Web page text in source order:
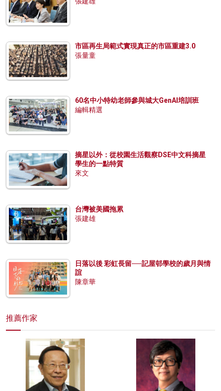
市區再生局範式實現真正的市區重建3.0
張量童
60名中小特幼老師參與城大GenAI培訓班
編輯精選
摘星以外：從校園生活觀察DSE中文科摘星
學生的一點特質
來文
台灣被美國拖累
張建雄
日落以後 彩虹長留──記屋邨學校的歲月與情
誼
陳章華
推薦作家